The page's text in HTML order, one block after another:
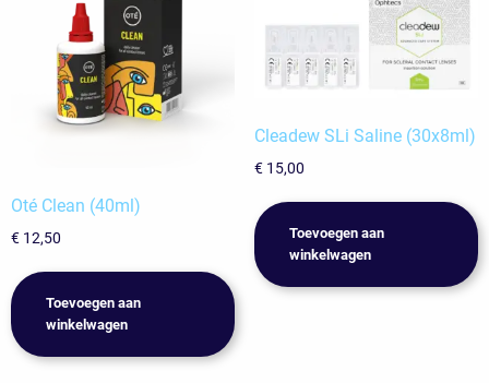
Oté Clean (40ml)
€ 12,50
Toevoegen aan
winkelwagen
Cleadew SLi Saline (30x8ml)
€15,00
Toevoegen aan
winkelwagen